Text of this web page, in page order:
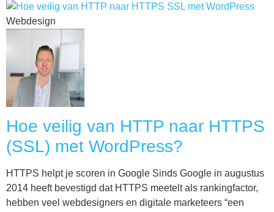
Webdesign
Hoe veilig van HTTP naar HTTPS
(SSL) met WordPress?
HTTPS helpt je scoren in Google Sinds Google in augustus
2014 heeft bevestigd dat HTTPS meetelt als rankingfactor,
hebben veel webdesigners en digitale marketeers “een